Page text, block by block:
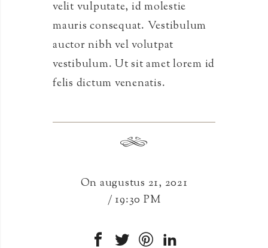
velit vulputate, id molestie
mauris consequat. Vestibulum
auctor nibh vel volutpat
vestibulum. Ut sit amet lorem id
felis dictum venenatis.
On augustus 21, 2021
/ 19:30 PM